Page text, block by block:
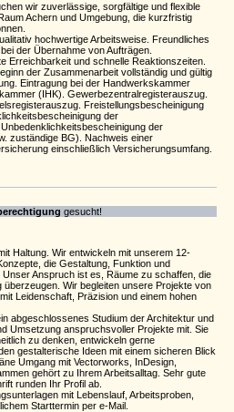
wir zuverlässige, sorgfältige und flexible
Achern und Umgebung, die kurzfristig
hochwertige Arbeitsweise. Freundliches
der Übernahme von Aufträgen.
Erreichbarkeit und schnelle Reaktionszeiten.
der Zusammenarbeit vollständig und gültig
Eintragung bei der Handwerkskammer
(IHK). Gewerbezentralregisterauszug.
Freistellungsbescheinigung
der
der
zuständige BG). Nachweis einer
einschließlich Versicherungsumfang.
gesucht!
Haltung. Wir entwickeln mit unserem 12-
die Gestaltung, Funktion und
Anspruch ist es, Räume zu schaffen, die
Wir begleiten unsere Projekte von
Leidenschaft, Präzision und einem hohen
abgeschlossenes Studium der Architektur und
Umsetzung anspruchsvoller Projekte mit. Sie
zu denken, entwickeln gerne
gestalterische Ideen mit einem sicheren Blick
Umgang mit Vectorworks, InDesign,
gehört zu Ihrem Arbeitsalltag. Sehr gute
runden Ihr Profil ab.
mit Lebenslauf, Arbeitsproben,
Starttermin per e-Mail.